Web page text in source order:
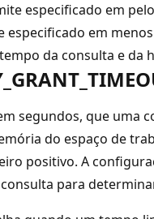
especificado em
especificado em
da consulta e da
segundos, que uma
do espaço de
positivo. A
para